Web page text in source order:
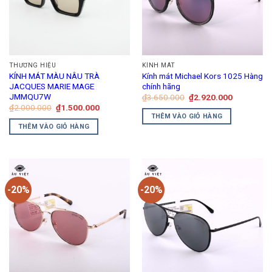
chọn
trên
trang
sản
phẩm
THƯƠNG HIỆU
KÍNH MÁT MÀU NÂU TRÀ
JACQUES MARIE MAGE
JMMQU7W
₫2.000.000 Giá
gốc
là:
₫2.000.000.
₫1.500.000Giá
THÊM VÀO GIỎ HÀNG
KÍNH MÁT
Kính mát Michael Kors 1025 Hàng
chính hãng
₫3.650.000 Giá
gốc
là:
₫3.650.000.
₫2.920.000Giá
THÊM VÀO GIỎ HÀNG
-20% -20%